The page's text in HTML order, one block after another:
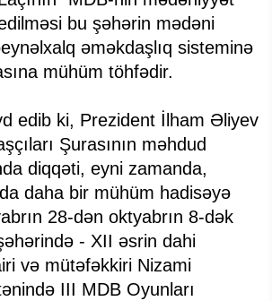
bu şəhərin mədəni
əməkdaşlıq sisteminə
mühüm töhfədir.
edib ki, Prezident İlham Əliyev
Şurasının məhdud
diqqəti, eyni zamanda,
daha bir mühüm hadisəyə
28-dən oktyabrın 8-dək
- XII əsrin dahi
və mütəfəkkiri Nizami
III MDB Oyunları